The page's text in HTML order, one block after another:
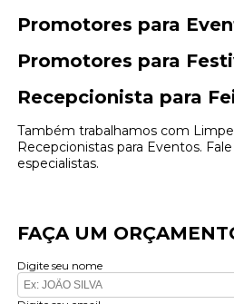
Promotores para
Promotores para
Recepcionista para
Também trabalhamos com
Recepcionistas para Eventos.
especialistas.
FAÇA UM
Digite seu nome